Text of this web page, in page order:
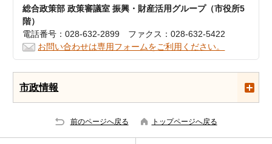
総合政策部 政策審議室 振興・財産活用グループ（市役所5
階）
電話番号：028-632-2899 ファクス：028-632-5422
お問い合わせは専用フォームをご利用ください。
市政情報
前のページへ戻る トップページへ戻る